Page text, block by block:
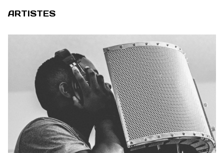
ARTISTES